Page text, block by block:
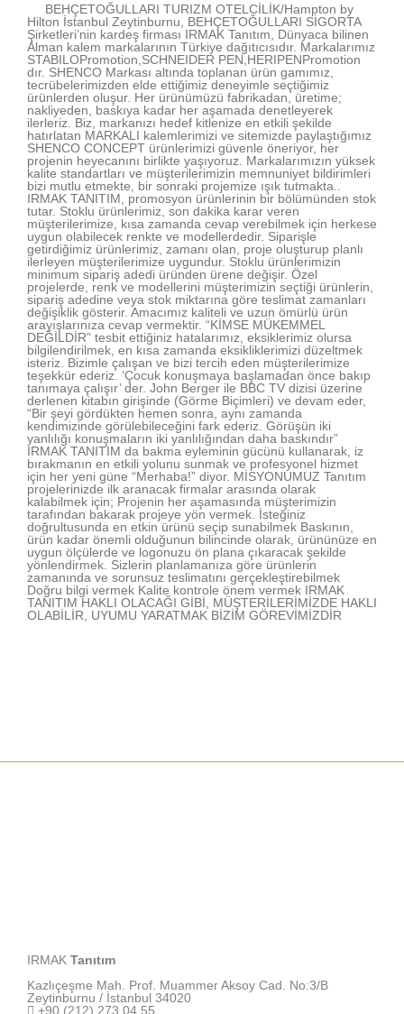
BEHÇETOĞULLARI TURIZM OTELCİLİK/Hampton by
Hilton İstanbul Zeytinburnu, BEHÇETOĞULLARI SİGORTA
Şirketleri’nin kardeş firması IRMAK Tanıtım, Dünyaca bilinen
Alman kalem markalarının Türkiye dağıtıcısıdır. Markalarımız
STABILOPromotion,SCHNEIDER PEN,HERIPENPromotion
dır. SHENCO Markası altında toplanan ürün gamımız,
tecrübelerimizden elde ettiğimiz deneyimle seçtiğimiz
ürünlerden oluşur. Her ürünümüzü fabrikadan, üretime;
nakliyeden, baskıya kadar her aşamada denetleyerek
ilerleriz. Biz, markanızı hedef kitlenize en etkili şekilde
hatırlatan MARKALI kalemlerimizi ve sitemizde paylaştığımız
SHENCO CONCEPT ürünlerimizi güvenle öneriyor, her
projenin heyecanını birlikte yaşıyoruz. Markalarımızın yüksek
kalite standartları ve müşterilerimizin memnuniyet bildirimleri
bizi mutlu etmekte, bir sonraki projemize ışık tutmakta..
IRMAK TANITIM, promosyon ürünlerinin bir bölümünden stok
tutar. Stoklu ürünlerimiz, son dakika karar veren
müşterilerimize, kısa zamanda cevap verebilmek için herkese
uygun olabilecek renkte ve modellerdedir. Siparişle
getirdiğimiz ürünlerimiz, zamanı olan, proje oluşturup planlı
ilerleyen müşterilerimize uygundur. Stoklu ürünlerimizin
minimum sipariş adedi üründen ürene değişir. Özel
projelerde, renk ve modellerini müşterimizin seçtiği ürünlerin,
sipariş adedine veya stok miktarına göre teslimat zamanları
değişiklik gösterir. Amacımız kaliteli ve uzun ömürlü ürün
arayışlarınıza cevap vermektir. “KİMSE MÜKEMMEL
DEĞİLDİR” tesbit ettiğiniz hatalarımız, eksiklerimiz olursa
bilgilendirilmek, en kısa zamanda eksikliklerimizi düzeltmek
isteriz. Bizimle çalışan ve bizi tercih eden müşterilerimize
teşekkür ederiz. ‘Çocuk konuşmaya başlamadan önce bakıp
tanımaya çalışır’ der. John Berger ile BBC TV dizisi üzerine
derlenen kitabın girişinde (Görme Biçimleri) ve devam eder,
“Bir şeyi gördükten hemen sonra, aynı zamanda
kendimizinde görülebileceğini fark ederiz. Görüşün iki
yanlılığı konuşmaların iki yanlılığından daha baskındır”
IRMAK TANITIM da bakma eyleminin gücünü kullanarak, iz
bırakmanın en etkili yolunu sunmak ve profesyonel hizmet
için her yeni güne “Merhaba!” diyor. MİSYONUMUZ Tanıtım
projelerinizde ilk aranacak firmalar arasında olarak
kalabilmek için; Projenin her aşamasında müşterimizin
tarafından bakarak projeye yön vermek. İsteğiniz
doğrultusunda en etkin ürünü seçip sunabilmek Baskının,
ürün kadar önemli olduğunun bilincinde olarak, ürününüze en
uygun ölçülerde ve logonuzu ön plana çıkaracak şekilde
yönlendirmek. Sizlerin planlamanıza göre ürünlerin
zamanında ve sorunsuz teslimatını gerçekleştirebilmek
Doğru bilgi vermek Kalite kontrole önem vermek IRMAK
TANITIM HAKLI OLACAĞI GİBİ, MÜŞTERİLERİMİZDE HAKLI
OLABİLİR, UYUMU YARATMAK BİZİM GÖREVİMİZDİR
IRMAK Tanıtım
Kazlıçeşme Mah. Prof. Muammer Aksoy Cad. No:3/B
Zeytinburnu / İstanbul 34020
+90 (212) 273 04 55